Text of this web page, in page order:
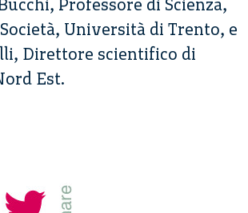
Professore di Scienza,
Università di Trento, e
Direttore scientifico di
Est.